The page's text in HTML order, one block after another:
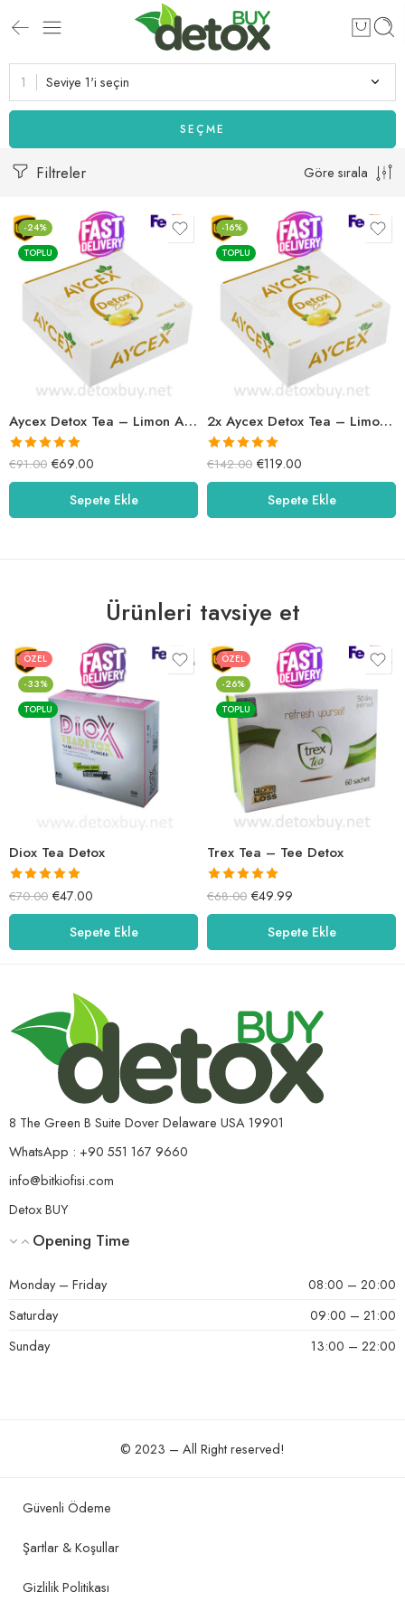
Seviye 1'i seçin
SEÇME
Filtreler Göre sırala
-24%
TOPLU
Aycex Detox Tea – Limon Aromalı
5 üzerinden
5.00oy aldı
€91.00 €69.00
Sepete Ekle
-16%
TOPLU
2x Aycex Detox Tea – Limon Aromalı
5 üzerinden
5.00oy aldı
€142.00 €119.00
Sepete Ekle
Ürünleri tavsiye et
ÖZEL
-33%
TOPLU
Diox Tea Detox
5 üzerinden
5.00oy aldı
€70.00 €47.00
Sepete Ekle
ÖZEL
-26%
TOPLU
Trex Tea – Tee Detox
5 üzerinden
5.00oy aldı
€68.00 €49.99
Sepete Ekle
8 The Green B Suite Dover Delaware USA 19901
WhatsApp : +90 551 167 9660
info@bitkiofisi.com
Detox BUY
Opening Time
Monday – Friday
08:00 – 20:00
Saturday
09:00 – 21:00
Sunday
13:00 – 22:00
© 2023 – All Right reserved!
Güvenli Ödeme
Şartlar & Koşullar
Gizlilik Politikası